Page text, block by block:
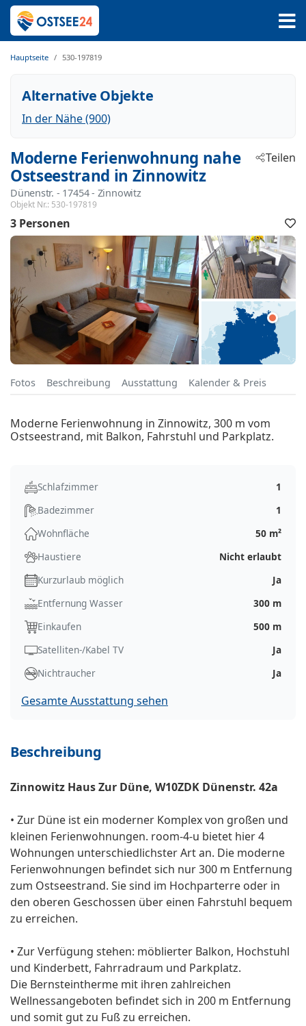
Hauptseite 530-197819
Alternative Objekte
In der Nähe (900)
Moderne Ferienwohnung nahe
Ostseestrand in Zinnowitz
Dünenstr. - 17454 - Zinnowitz
Objekt Nr.: 530-197819
Teilen
3 Personen
Fotos Beschreibung Ausstattung Kalender & Preis
Moderne Ferienwohnung in Zinnowitz, 300 m vom
Ostseestrand, mit Balkon, Fahrstuhl und Parkplatz.
Schlafzimmer
1
Badezimmer
1
Wohnfläche
50 m²
Haustiere
Nicht erlaubt
Kurzurlaub möglich
Ja
Entfernung Wasser
300 m
Einkaufen
500 m
Satelliten-/Kabel TV
Ja
Nichtraucher
Ja
Gesamte Ausstattung sehen
Beschreibung
Zinnowitz Haus Zur Düne, W10ZDK Dünenstr. 42a
• Zur Düne ist ein moderner Komplex von großen und
kleinen Ferienwohnungen. room-4-u bietet hier 4
Wohnungen unterschiedlichster Art an. Die moderne
Ferienwohnungen befindet sich nur 300 m Entfernung
zum Ostseestrand. Sie sind im Hochparterre oder in
den oberen Geschossen über einen Fahrstuhl bequem
zu erreichen.
• Zur Verfügung stehen: möblierter Balkon, Hochstuhl
und Kinderbett, Fahrradraum und Parkplatz.
Die Bernsteintherme mit ihren zahlreichen
Wellnessangeboten befindet sich in 200 m Entfernung
und somit gut zu Fuß zu erreichen.